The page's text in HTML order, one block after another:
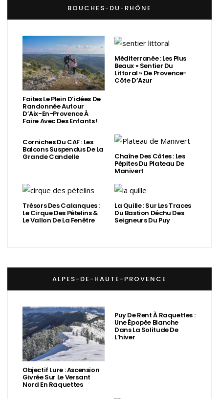
BOUCHES-DU-RHÔNE
Faites Le Plein D’idées De
Randonnée Autour
D’Aix-En-Provence À
Faire Avec Des Enfants !
Méditerranée : Les Plus
Beaux « Sentier Du
Littoral » De Provence-
Côte D’Azur
Corniches Du CAF : Les
Balcons Suspendus De La
Grande Candelle Chaîne Des Côtes : Les
Pépites Du Plateau De
Manivert
Trésors Des Calanques :
Le Cirque Des Pételins &
Le Vallon De La Fenêtre
La Quille : Sur Les Traces
Du Bastion Déchu Des
Seigneurs Du Puy
ALPES-DE-HAUTE-PROVENCE
Objectif Lure : Ascension
Givrée Sur Le Versant
Nord En Raquettes
Puy De Rent À Raquettes :
Une Épopée Blanche
Dans La Solitude De
L’hiver